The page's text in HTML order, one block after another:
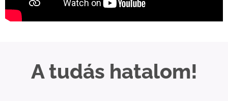
A tudás hatalom!